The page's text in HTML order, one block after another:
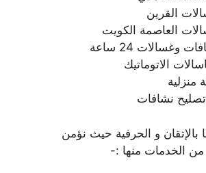
القرين
العاصمة الكويت
وغسالات 24 ساعة
الاتوماتيك
منزلية
نشافات
بالإتقان و الحرفية حيث نؤمن
الخدمات منها :-